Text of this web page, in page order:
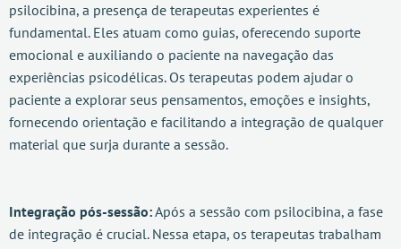
psilocibina, a presença de terapeutas experientes é
fundamental. Eles atuam como guias, oferecendo suporte
emocional e auxiliando o paciente na navegação das
experiências psicodélicas. Os terapeutas podem ajudar o
paciente a explorar seus pensamentos, emoções e insights,
fornecendo orientação e facilitando a integração de qualquer
material que surja durante a sessão.
Integração pós-sessão:Após a sessão com psilocibina, a fase
de integração é crucial. Nessa etapa, os terapeutas trabalham